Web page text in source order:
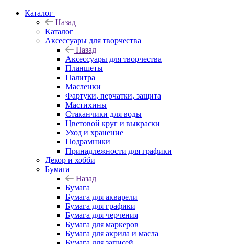
Каталог
Назад
Каталог
Аксессуары для творчества
Назад
Аксессуары для творчества
Планшеты
Палитра
Масленки
Фартуки, перчатки, защита
Мастихины
Стаканчики для воды
Цветовой круг и выкраски
Уход и хранение
Подрамники
Принадлежности для графики
Декор и хобби
Бумага
Назад
Бумага
Бумага для акварели
Бумага для графики
Бумага для черчения
Бумага для маркеров
Бумага для акрила и масла